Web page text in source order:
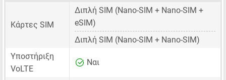
Κάρτες SIM
Διπλή SIM (Nano-SIM + Nano-SIM +
eSIM)
Διπλή SIM (Nano-SIM + Nano-SIM)
Υποστήριξη
VoLTE
Ναι